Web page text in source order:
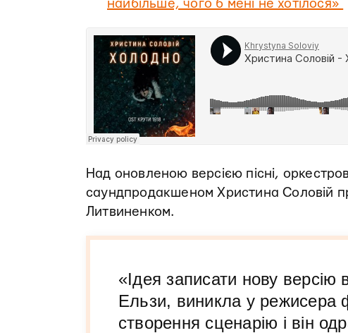
найбільше, чого б мені не хотілося»
Над оновленою версією пісні,
саундпродакшеном Христина Соловій
Литвиненком.
«Ідея записати нову версію
Ельзи, виникла у режисера
створення сценарію і він